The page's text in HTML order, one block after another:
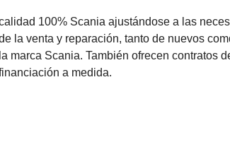
100% Scania ajustándose a las
la venta y reparación, tanto de nuevos
marca Scania. También ofrecen contratos
a medida.